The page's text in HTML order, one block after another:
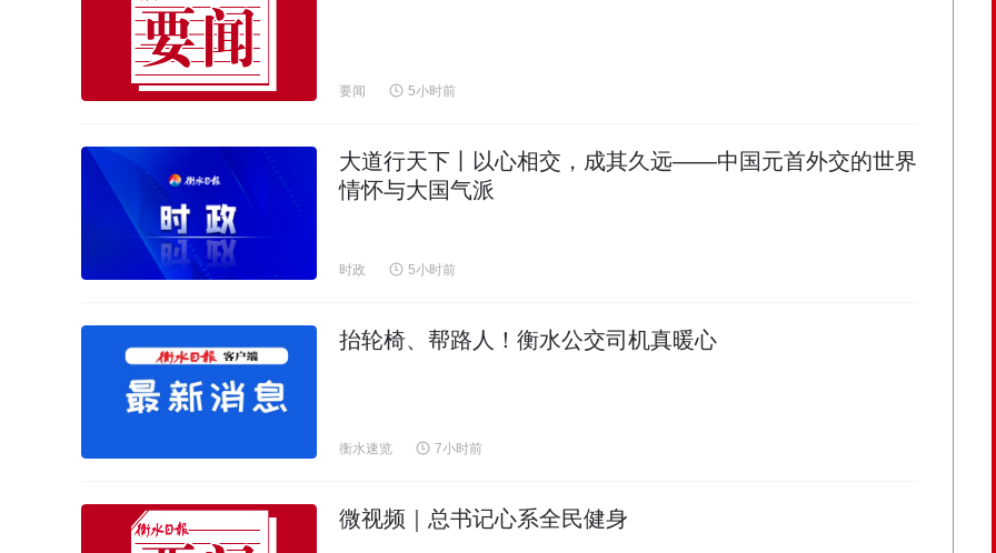
要闻 5小时前
大道行天下丨以心相交，成其久远——中国元首外交的世界
情怀与大国气派
时政 5小时前
抬轮椅、帮路人！衡水公交司机真暖心
衡水速览 7小时前
微视频｜总书记心系全民健身